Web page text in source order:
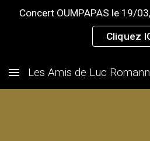
Concert OUMPAPAS le 19/
Cliquez
Les Amis de Luc Romann